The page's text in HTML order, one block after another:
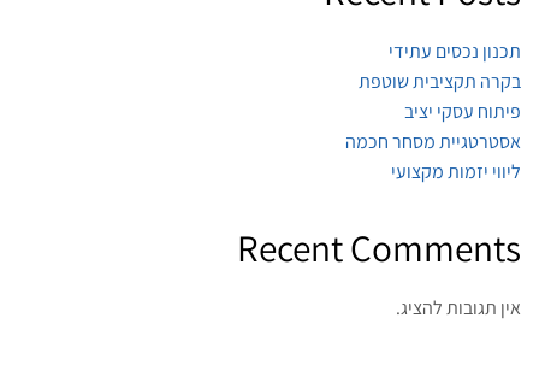
תכנון נכסים עתידי
בקרה תקציבית שוטפת
פיתוח עסקי יציב
אסטרטגיית מסחר חכמה
ליווי יזמות מקצועי
Recent Comments
אין תגובות להציג.